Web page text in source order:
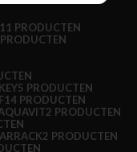
11 PRODUCTEN
5 PRODUCTEN
14 PRODUCTEN
2 PRODUCTEN
ARRACK2 PRODUCTEN